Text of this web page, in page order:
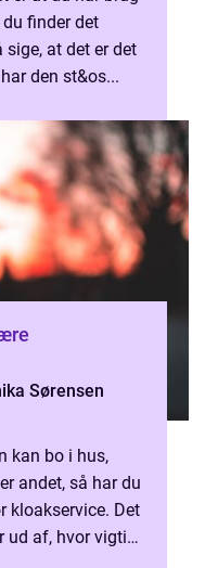
finder det
at det er det
den st&os...
Sørensen
kan bo i hus,
andet, så har du
kloakservice. Det
ud af, hvor vigtigt